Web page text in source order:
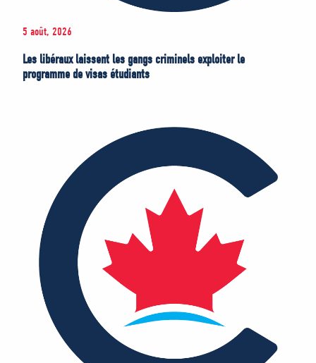
5 août, 2026
Les libéraux laissent les gangs criminels exploiter le
programme de visas étudiants